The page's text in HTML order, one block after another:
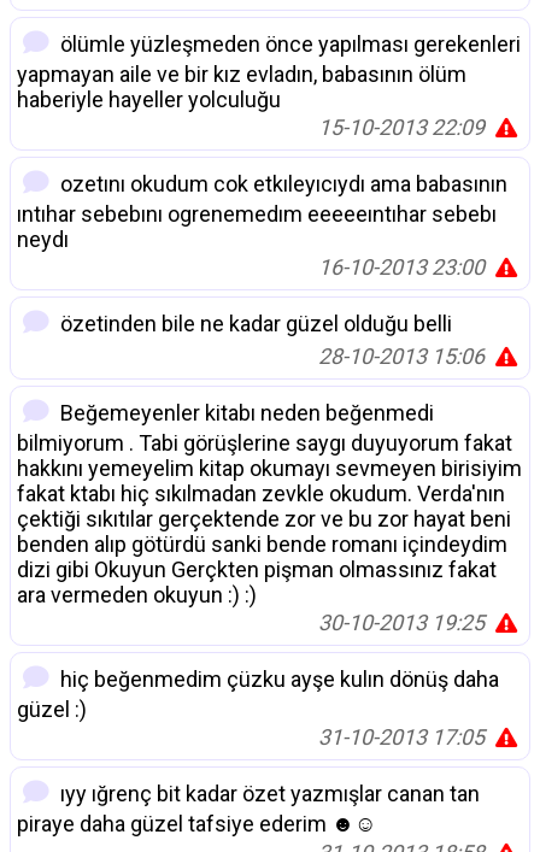
ölümle yüzleşmeden önce yapılması gerekenleri
yapmayan aile ve bir kız evladın, babasının ölüm
haberiyle hayeller yolculuğu
15-10-2013 22:09
ozetını okudum cok etkıleyıcıydı ama babasının
ıntıhar sebebını ogrenemedım eeeeeıntıhar sebebı
neydı
16-10-2013 23:00
özetinden bile ne kadar güzel olduğu belli
28-10-2013 15:06
Beğemeyenler kitabı neden beğenmedi
bilmiyorum . Tabi görüşlerine saygı duyuyorum fakat
hakkını yemeyelim kitap okumayı sevmeyen birisiyim
fakat ktabı hiç sıkılmadan zevkle okudum. Verda'nın
çektiği sıkıtılar gerçektende zor ve bu zor hayat beni
benden alıp götürdü sanki bende romanı içindeydim
dizi gibi Okuyun Gerçkten pişman olmassınız fakat
ara vermeden okuyun :) :)
30-10-2013 19:25
hiç beğenmedim çüzku ayşe kulın dönüş daha
güzel :)
31-10-2013 17:05
ıyy ığrenç bit kadar özet yazmışlar canan tan
piraye daha güzel tafsiye ederim ☻☺